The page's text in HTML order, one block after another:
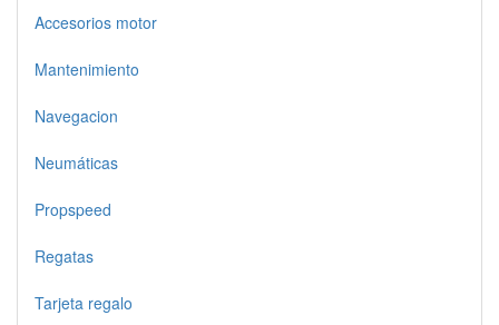
Accesorios motor
Mantenimiento
Navegacion
Neumáticas
Propspeed
Regatas
Tarjeta regalo